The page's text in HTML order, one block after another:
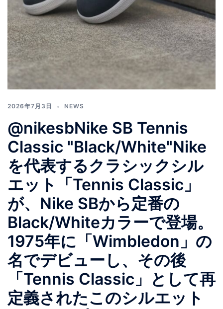
2026年7月3日 NEWS
@nikesbNike SB Tennis
Classic "Black/White"Nike
を代表するクラシックシル
エット「Tennis Classic」
が、Nike SBから定番の
Black/Whiteカラーで登場。
1975年に「Wimbledon」の
名でデビューし、その後
「Tennis Classic」として再
定義されたこのシルエット